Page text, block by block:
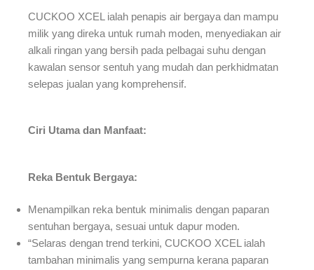
CUCKOO XCEL ialah penapis air bergaya dan mampu
milik yang direka untuk rumah moden, menyediakan air
alkali ringan yang bersih pada pelbagai suhu dengan
kawalan sensor sentuh yang mudah dan perkhidmatan
selepas jualan yang komprehensif.
Ciri Utama dan Manfaat:
Reka Bentuk Bergaya:
Menampilkan reka bentuk minimalis dengan paparan
sentuhan bergaya, sesuai untuk dapur moden.
“Selaras dengan trend terkini, CUCKOO XCEL ialah
tambahan minimalis yang sempurna kerana paparan